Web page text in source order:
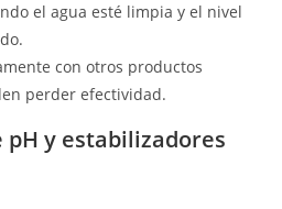
el agua esté limpia y el nivel
con otros productos
perder efectividad.
pH y estabilizadores